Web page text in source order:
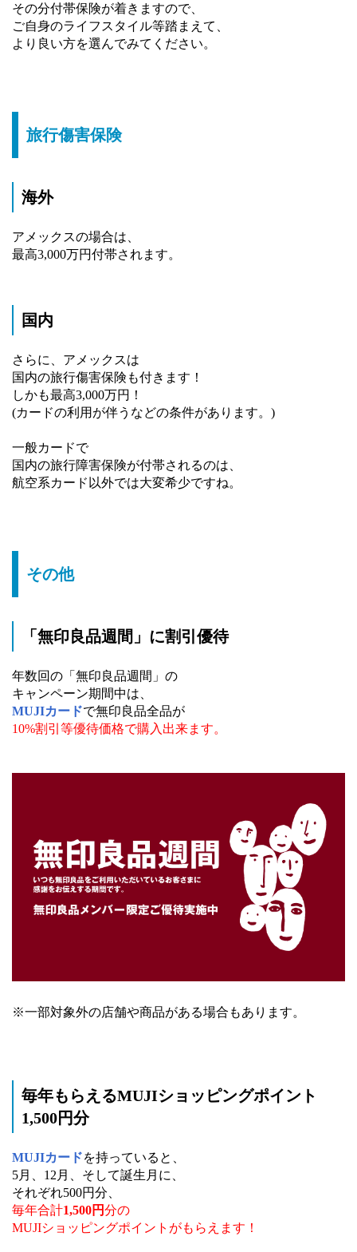
その分付帯保険が着きますので、
ご自身のライフスタイル等踏まえて、
より良い方を選んでみてください。
旅行傷害保険
海外
アメックスの場合は、
最高3,000万円付帯されます。
国内
さらに、アメックスは
国内の旅行傷害保険も付きます！
しかも最高3,000万円！
(カードの利用が伴うなどの条件があります。)
一般カードで
国内の旅行障害保険が付帯されるのは、
航空系カード以外では大変希少ですね。
その他
「無印良品週間」に割引優待
年数回の「無印良品週間」の
キャンペーン期間中は、
MUJIカードで無印良品全品が
10%割引等優待価格で購入出来ます。
※一部対象外の店舗や商品がある場合もあります。
毎年もらえるMUJIショッピングポイント
1,500円分
MUJIカードを持っていると、
5月、12月、そして誕生月に、
それぞれ500円分、
毎年合計1,500円分の
MUJIショッピングポイントがもらえます！